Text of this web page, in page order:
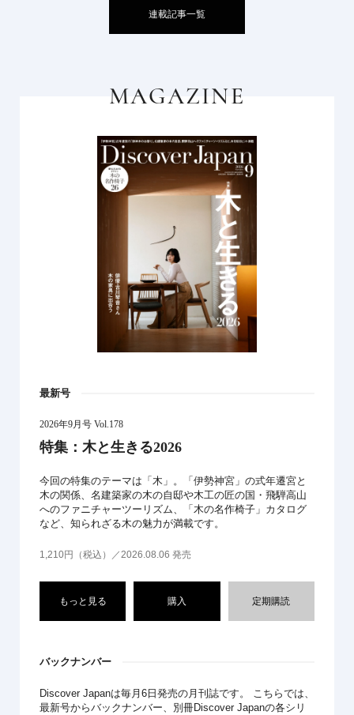
連載記事一覧
MAGAZINE
最新号
2026年9月号 Vol.178
特集：木と生きる2026
今回の特集のテーマは「木」。「伊勢神宮」の式年遷宮と
木の関係、名建築家の木の自邸や木工の匠の国・飛騨高山
へのファニチャーツーリズム、「木の名作椅子」カタログ
など、知られざる木の魅力が満載です。
1,210円（税込）／2026.08.06 発売
もっと見る 購入 定期購読
バックナンバー
Discover Japanは毎月6日発売の月刊誌です。 こちらでは、
最新号からバックナンバー、別冊Discover Japanの各シリ